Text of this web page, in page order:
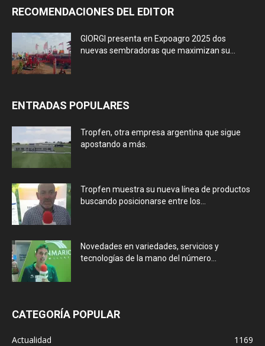
RECOMENDACIONES DEL EDITOR
GIORGI presenta en Expoagro 2025 dos
nuevas sembradoras que maximizan su...
ENTRADAS POPULARES
Tropfen, otra empresa argentina que sigue
apostando a más.
Tropfen muestra su nueva línea de productos
buscando posicionarse entre los...
Novedades en variedades, servicios y
tecnologías de la mano del número...
CATEGORÍA POPULAR
Actualidad
1169